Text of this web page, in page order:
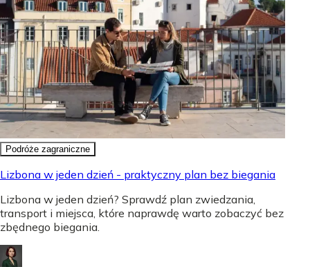
Podróże zagraniczne
Lizbona w jeden dzień - praktyczny plan bez biegania
Lizbona w jeden dzień? Sprawdź plan zwiedzania,
transport i miejsca, które naprawdę warto zobaczyć bez
zbędnego biegania.